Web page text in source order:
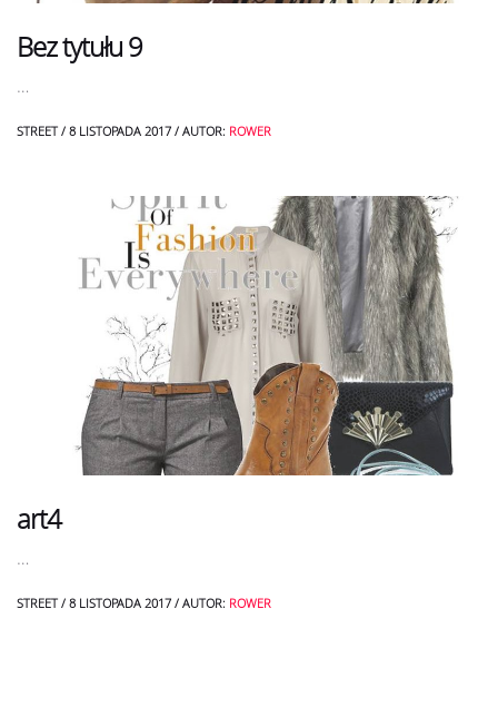
Bez tytułu 9
…
STREET / 8 LISTOPADA 2017 / AUTOR: ROWER
art4
…
STREET / 8 LISTOPADA 2017 / AUTOR: ROWER